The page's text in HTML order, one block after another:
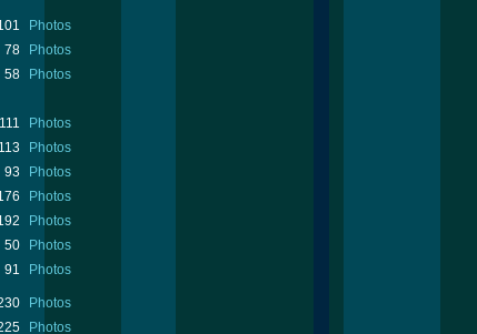
Photos
78
Photos
58 Photos
111
Photos
113
Photos
93
Photos
Photos
Photos
50
Photos
91 Photos
Photos
Photos